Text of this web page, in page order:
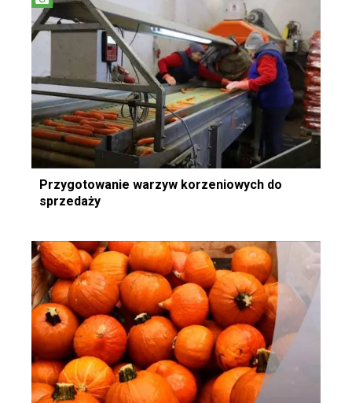
Przygotowanie warzyw korzeniowych do
sprzedaży